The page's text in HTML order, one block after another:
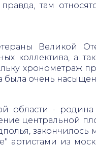
там
Великой
коллектива, а
хронометраж
была очень
области -
центральной
закончилось
из